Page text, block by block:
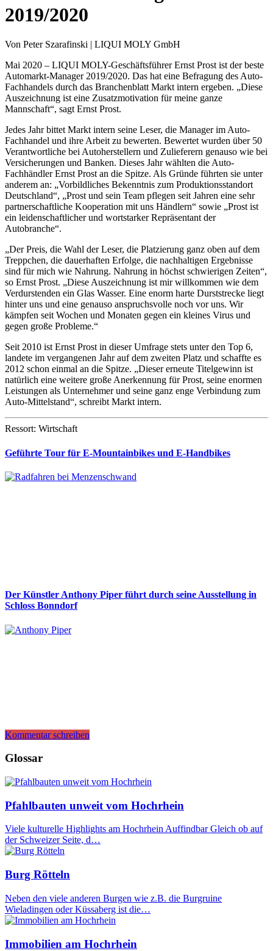
2019/2020
Von Peter Szarafinski | LIQUI MOLY GmbH
Mai 2020 – LIQUI MOLY-Geschäftsführer Ernst Prost ist der beste
Automarkt-Manager 2019/2020. Das hat eine Befragung des Auto-
Fachhandels durch das Branchenblatt Markt intern ergeben. „Diese
Auszeichnung ist eine Zusatzmotivation für meine ganze
Mannschaft“, sagt Ernst Prost.
Jedes Jahr bittet Markt intern seine Leser, die Manager im Auto-
Fachhandel und ihre Arbeit zu bewerten. Bewertet wurden über 50
Verantwortliche bei Autoherstellern und Zulieferern genauso wie bei
Versicherungen und Banken. Dieses Jahr wählten die Auto-
Fachhändler Ernst Prost an die Spitze. Als Gründe führten sie unter
anderem an: „Vorbildliches Bekenntnis zum Produktionsstandort
Deutschland“, „Prost und sein Team pflegen seit Jahren eine sehr
partnerschaftliche Kooperation mit uns Händlern“ sowie „Prost ist
ein leidenschaftlicher und wortstarker Repräsentant der
Autobranche“.
„Der Preis, die Wahl der Leser, die Platzierung ganz oben auf dem
Treppchen, die dauerhaften Erfolge, die nachhaltigen Ergebnisse
sind für mich wie Nahrung. Nahrung in höchst schwierigen Zeiten“,
so Ernst Prost. „Diese Auszeichnung ist mir willkommen wie dem
Verdurstenden ein Glas Wasser. Eine enorm harte Durststrecke liegt
hinter uns und eine genauso anspruchsvolle noch vor uns. Wir
kämpfen seit Wochen und Monaten gegen ein kleines Virus und
gegen große Probleme.“
Seit 2010 ist Ernst Prost in dieser Umfrage stets unter den Top 6,
landete im vergangenen Jahr auf dem zweiten Platz und schaffte es
2012 schon einmal an die Spitze. „Dieser erneute Titelgewinn ist
natürlich eine weitere große Anerkennung für Prost, seine enormen
Leistungen als Unternehmer und seine ganz enge Verbindung zum
Auto-Mittelstand“, schreibt Markt intern.
Ressort: Wirtschaft
Geführte Tour für E-Mountainbikes und E-Handbikes
Der Künstler Anthony Piper führt durch seine Ausstellung in
Schloss Bonndorf
Kommentar schreiben
Glossar
Pfahlbauten unweit vom Hochrhein
Viele kulturelle Highlights am Hochrhein Auffindbar Gleich ob auf
der Schweizer Seite, d…
Burg Rötteln
Neben den viele anderen Burgen wie z.B. die Burgruine
Wieladingen oder Küssaberg ist die…
Immobilien am Hochrhein